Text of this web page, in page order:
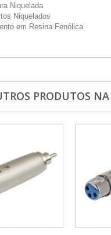
Niquelada
Niquelados
em Resina Fenólica
PRODUTOS